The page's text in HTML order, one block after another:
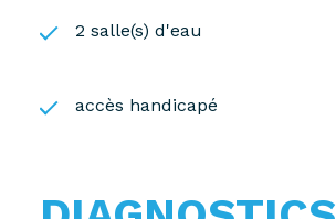
2 salle(s) d'eau
accès handicapé